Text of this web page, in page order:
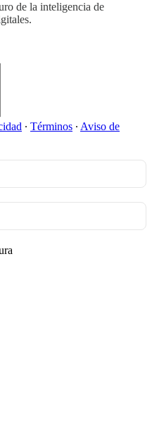
de la inteligencia de
∙ Términos ∙ Aviso de